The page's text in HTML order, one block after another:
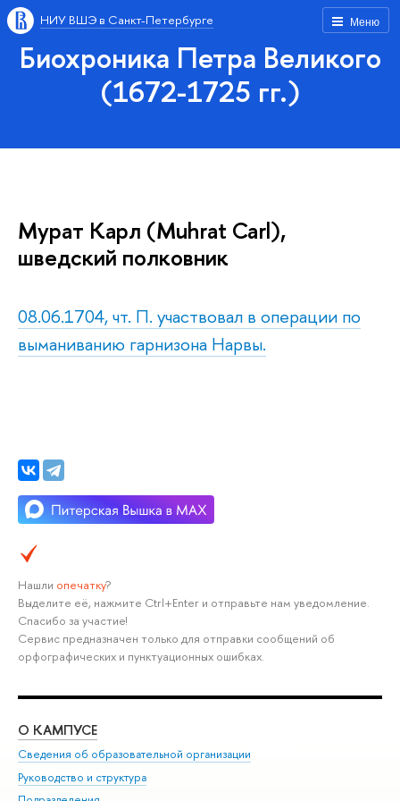
Меню
НИУ ВШЭ в Санкт-Петербурге
Биохроника Петра Великого
(1672-1725 гг.)
Мурат Карл (Muhrat Carl),
шведский полковник
08.06.1704, чт. П. участвовал в операции по
выманиванию гарнизона Нарвы.
Нашли опечатку?
Выделите её, нажмите Ctrl+Enter и отправьте нам уведомление.
Спасибо за участие!
Сервис предназначен только для отправки сообщений об
орфографических и пунктуационных ошибках.
О КАМПУСЕ
Сведения об образовательной организации
Руководство и структура